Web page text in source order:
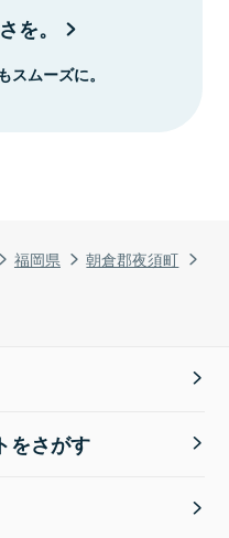
福岡県
朝倉郡夜須町
を。
ムーズに。
をさがす